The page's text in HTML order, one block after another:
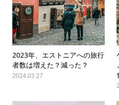
2023年、エストニアへの旅行
者数は増えた？減った？
2024.03.27